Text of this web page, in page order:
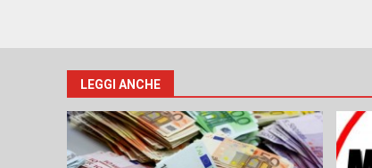
LEGGI ANCHE